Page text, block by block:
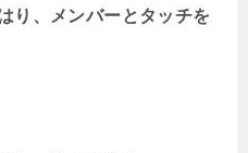
り、メンバーとタッチを